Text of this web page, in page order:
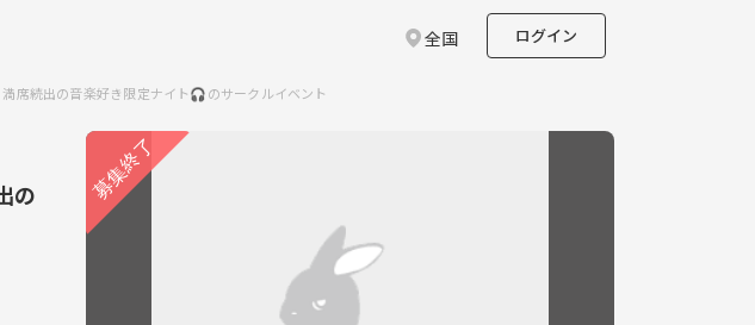
全国 ログイン
席続出の音楽好き限定ナイト🎧のサークルイベント
の